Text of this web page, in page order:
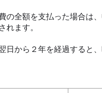
の全額を支払った場合は
されます。
日から２年を経過すると